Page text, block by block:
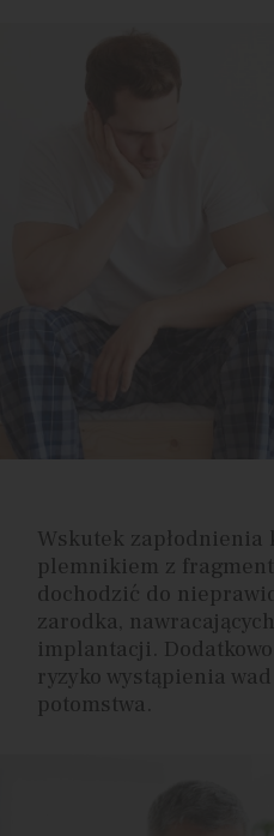
Wskutek zapłodnienia
plemnikiem z
dochodzić do
zarodka,
implantacji.
ryzyko wystąpienia
potomstwa.